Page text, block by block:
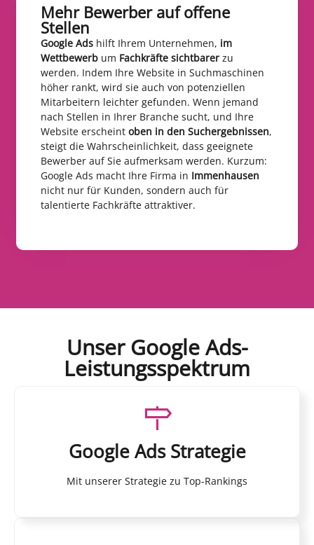
Mehr Bewerber auf offene
Stellen​
Google Ads hilft Ihrem Unternehmen, im
Wettbewerb um Fachkräfte sichtbarer zu
werden. Indem Ihre Website in Suchmaschinen
höher rankt, wird sie auch von potenziellen
Mitarbeitern leichter gefunden. Wenn jemand
nach Stellen in Ihrer Branche sucht, und Ihre
Website erscheint oben in den Suchergebnissen,
steigt die Wahrscheinlichkeit, dass geeignete
Bewerber auf Sie aufmerksam werden. Kurzum:
Google Ads macht Ihre Firma in Immenhausen
nicht nur für Kunden, sondern auch für
talentierte Fachkräfte attraktiver.
Unser Google Ads-
Leistungsspektrum
Google Ads Strategie
Mit unserer Strategie zu Top-Rankings